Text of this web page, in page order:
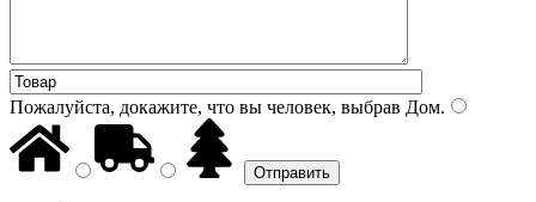
Пожалуйста, докажите, что вы человек, выбрав Дом.